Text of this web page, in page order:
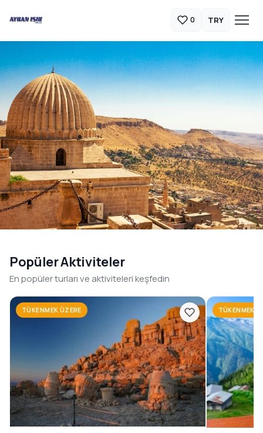
0 TRY
1996’dan beri, Güneydoğu Anadolu’nun en özel rotalarını
konforlu ve planlı tur programlarıyla sizlerle
buluşturuyoruz.
Rezervasyon ve Bilgi
Popüler Aktiviteler
En popüler turları ve aktiviteleri keşfedin
TÜKENMEK ÜZERE TÜKENMEK